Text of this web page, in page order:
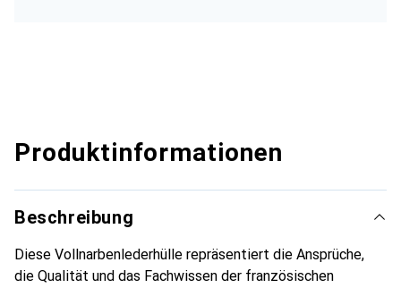
Produktinformationen
Beschreibung
Diese Vollnarbenlederhülle repräsentiert die Ansprüche,
die Qualität und das Fachwissen der französischen